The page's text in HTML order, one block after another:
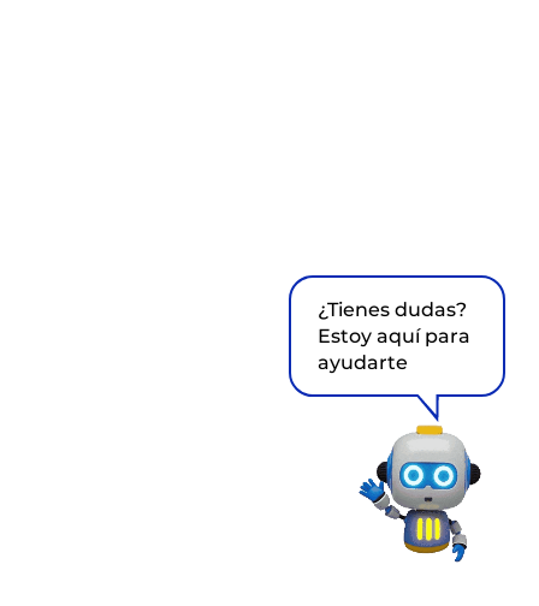
¿Tienes dudas?
Estoy aquí para
ayudarte